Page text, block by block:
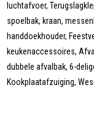
luchtafvoer,
spoelbak, kraan,
handdoekhouder,
keukenaccessoires,
dubbele afvalbak, 6-
Kookplaatafzuiging,